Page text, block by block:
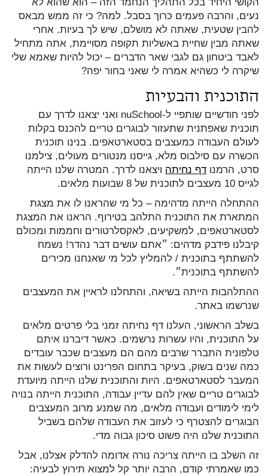
הקושי היחיד בכל התהליך הנחמד הזה – הוא שהוא לא
נעים, והרבה פעמים כרוך בסבל. למה? כי זה ממש מבאס
להבין שטעית, שאתה לא מושלם, שיש לך בעיות. אחרי
שאתה מבין שחיית באשליות תקופה מסויימת, אתה מתחיל
לאבד ביטחון גם לגבי שאר הדברים – יכול להיות שאמא שלי
שיקרה לי כשהיא אמרה לי שאני בחור יפה?
התוכנית והבעיות
לפני חודשיים שותפיי ל-nuSchool ואני יצאנו לדרך עם
תוכנית שאפתנית שתעזור לבוגרים טריים להכנס בקלות
לעולם העבודה כמעצבים בסטארטאפים. בנינו תוכנית
הכשרה עם סילבוס מלא, גייסנו מנטורים מעולים, צילמנו
סרט, הרמנו דף נחיתה ויצאנו לדרך. המטרה שלנו הייתה
לגייס 10 מעצבים לתוכנית של 8 שבועות מלאים.
ההתחלה הייתה מדהימה – כל מי שהראנו לו את מצגת
המתארת את התוכנית התלהב בטירוף. הראנו את המצגת
לסטארטאפים, למשקיעים, לאקסלרטורים וחממות ומכולם
קיבלנו פידבק מדהים: ״אתם עושים דבר נהדר! נשמח
להשתתף בתוכנית / להמליץ לכל מי שאנחנו מכירים
להשתתף בתוכנית״.
ההתלהבות הייתה בשיאה, והתחלנו לראיין את המעצבים
שנרשמו באתר.
בשלב הראשוני, העלנו דף נחיתה זמני בלי פרטים מלאים
על התוכנית, והיו עשרות נרשמים. כאשר דיברנו איתם
טלפונית התברר שרבים מהם הם מעצבים שכבר עובדים
כמה שנים בשוק, בעיקר בתחום הפרינט ורוצים לעשות את
המעבר לסטארטאפים. היות והתוכנית שלנו הייתה מיועדת
לבוגרים טריים שאין להם עדיין עבודה, התוכנית הייתה בנויה
לימי לימודים ועבודה מלאים, מה שמנע מרוב המעצבים
הבוגרים להצטרף כי לעזוב את העבודה שלהם בשביל
התוכנית שלנו היה פשוט סיכון גבוה מדי.
זה השלב בו הייתה צריכה נורה אדומה להדלק אצלנו, אבל
כמו שאמרתי קודם, הרבה יותר קל למצוא תירוץ לבעיה: